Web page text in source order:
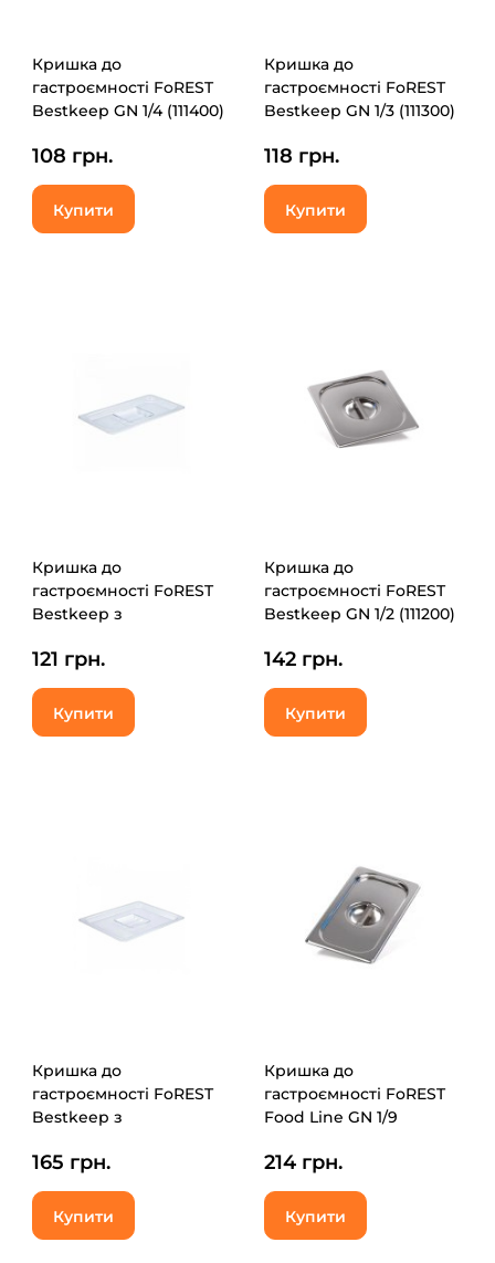
Кришка до
гастроємності FoREST
Bestkeep GN 1/4 (111400)
108 грн.
Купити
Кришка до
гастроємності FoREST
Bestkeep GN 1/3 (111300)
118 грн.
Купити
Кришка до
гастроємності FoREST
Bestkeep з
(271300)
121 грн.
Купити
Кришка до
гастроємності FoREST
Bestkeep GN 1/2 (111200)
142 грн.
Купити
Кришка до
гастроємності FoREST
Bestkeep з
(271200)
165 грн.
Купити
Кришка до
гастроємності FoREST
Food Line GN 1/9
214 грн.
Купити